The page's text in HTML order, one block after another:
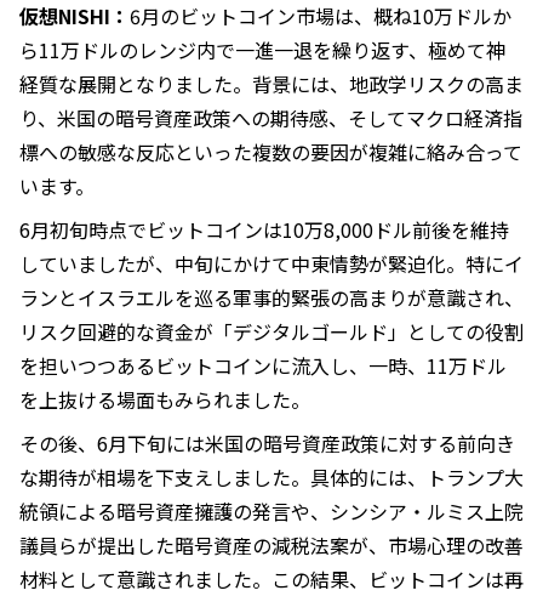
仮想NISHI： 6月のビットコイン市場は、概ね10万ドルか
ら11万ドルのレンジ内で一進一退を繰り返す、極めて神
経質な展開となりました。背景には、地政学リスクの高ま
り、米国の暗号資産政策への期待感、そしてマクロ経済指
標への敏感な反応といった複数の要因が複雑に絡み合って
います。
6月初旬時点でビットコインは10万8,000ドル前後を維持
していましたが、中旬にかけて中東情勢が緊迫化。特にイ
ランとイスラエルを巡る軍事的緊張の高まりが意識され、
リスク回避的な資金が「デジタルゴールド」としての役割
を担いつつあるビットコインに流入し、一時、11万ドル
を上抜ける場面もみられました。
その後、6月下旬には米国の暗号資産政策に対する前向き
な期待が相場を下支えしました。具体的には、トランプ大
統領による暗号資産擁護の発言や、シンシア・ルミス上院
議員らが提出した暗号資産の減税法案が、市場心理の改善
材料として意識されました。この結果、ビットコインは再